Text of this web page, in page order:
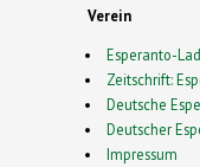
Verein
Esperanto-
Zeitschrift:
Deutsche
Deutscher
Impressum